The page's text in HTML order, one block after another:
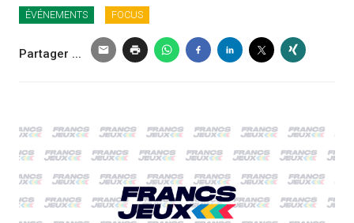
ÉVÉNEMENTS FOCUS
Partager ...